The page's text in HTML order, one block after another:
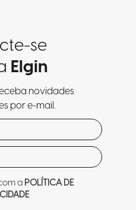
se
Elgin
novidades
por e-mail.
aPOLÍTICA DE